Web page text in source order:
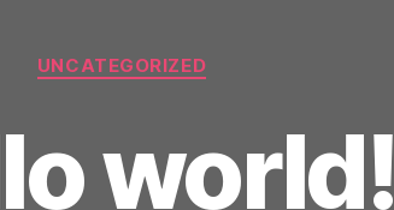
Kategorien
UNCATEGORIZED
world!